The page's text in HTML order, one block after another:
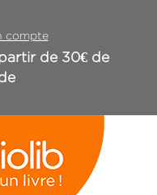
compte
de 30€ de